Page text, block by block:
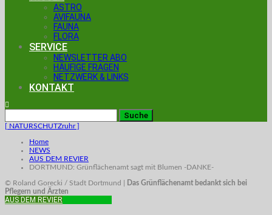
ASTRO
AVIFAUNA
FAUNA
FLORA
SERVICE
NEWSLETTER ABO
HÄUFIGE FRAGEN
NETZWERK & LINKS
KONTAKT
[ NATURSCHUTZruhr ]
Home
NEWS
AUS DEM REVIER
DORTMUND: Grünflächenamt sagt mit Blumen -DANKE-
© Roland Gorecki / Stadt Dortmund |
Das Grünflächenamt bedankt sich bei
Pflegern und Ärzten
AUS DEM REVIER